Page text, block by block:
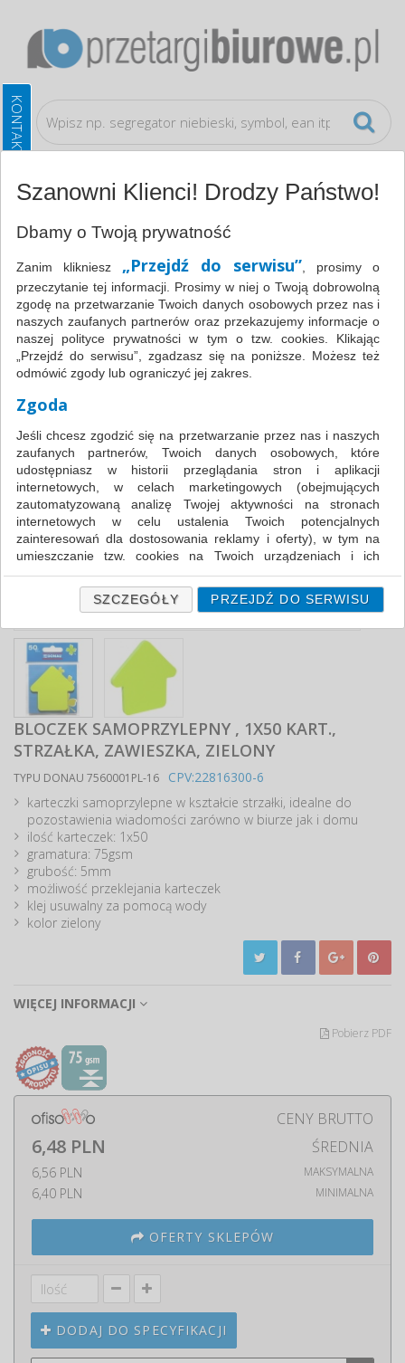
Katalog Papier i etykiety
strzałka, zawieszka, zielony, typu DONAU 7560001PL-16
BLOCZEK SAMOPRZYLEPNY , 1X50 KART.,
STRZAŁKA, ZAWIESZKA, ZIELONY
TYPU DONAU 7560001PL-16
CPV:22816300-6
karteczki samoprzylepne w kształcie strzałki, idealne do
pozostawienia wiadomości zarówno w biurze jak i domu
ilość karteczek: 1x50
gramatura: 75gsm
grubość: 5mm
możliwość przeklejania karteczek
klej usuwalny za pomocą wody
kolor zielony
WIĘCEJ INFORMACJI
Pobierz PDF
CENY BRUTTO
6,48 PLN ŚREDNIA
6,56 PLN MAKSYMALNA
6,40 PLN MINIMALNA
OFERTY SKLEPÓW
DODAJ DO SPECYFIKACJI
Szanowni Klienci! Drodzy Państwo!
Dbamy o Twoją prywatność
Zanim klikniesz „Przejdź do serwisu” , prosimy o
przeczytanie tej informacji. Prosimy w niej o Twoją dobrowolną
zgodę na przetwarzanie Twoich danych osobowych przez nas i
naszych zaufanych partnerów oraz przekazujemy informacje o
naszej polityce prywatności w tym o tzw. cookies. Klikając
„Przejdź do serwisu”, zgadzasz się na poniższe. Możesz też
odmówić zgody lub ograniczyć jej zakres.
Zgoda
Jeśli chcesz zgodzić się na przetwarzanie przez nas i naszych
zaufanych partnerów, Twoich danych osobowych, które
udostępniasz w historii przeglądania stron i aplikacji
internetowych, w celach marketingowych (obejmujących
zautomatyzowaną analizę Twojej aktywności na stronach
internetowych w celu ustalenia Twoich potencjalnych
zainteresowań dla dostosowania reklamy i oferty), w tym na
umieszczanie tzw. cookies na Twoich urządzeniach i ich
odczytywanie, kliknij przycisk „Przejdź do serwisu”.
Jeśli nie chcesz wyrazić zgody lub ograniczyć jej zakres, kliknij
„Szczegóły”, gdzie znajdziesz wszelkie informacje o tym jak to
zrobić . Te same informacje znajdziesz także na podstronie z
naszą polityką prywatności obowiązującą od 25 maja 2018.
W przypadku użytkowników zalogowanych, ważna jest Państwa
wcześniejsza zgoda której udzieliliście podczas zakładania
konta. Każda Państwa zgoda jest dobrowolna i można ją w
dowolnym momencie wycofać.
Polityka prywatności (rozwiń)
Klauzula Informacyjna (rozwiń)
Lista Zaufanych Partnerów (rozwiń)
SZCZEGÓŁY PRZEJDŹ DO SERWISU